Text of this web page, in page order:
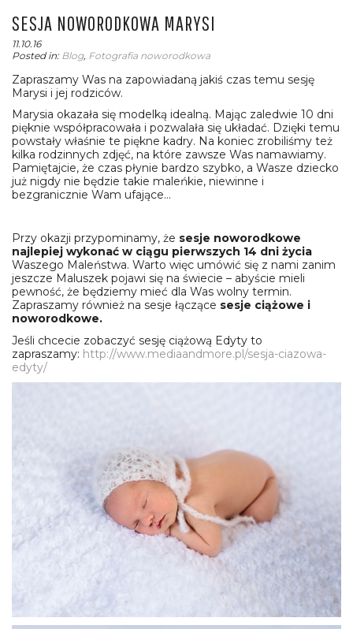
SESJA NOWORODKOWA MARYSI
11.10.16
Posted in: Blog, Fotografia noworodkowa
Zapraszamy Was na zapowiadaną jakiś czas temu sesję
Marysi i jej rodziców.
Marysia okazała się modelką idealną. Mając zaledwie 10 dni
pięknie współpracowała i pozwalała się układać. Dzięki temu
powstały właśnie te piękne kadry. Na koniec zrobiliśmy też
kilka rodzinnych zdjęć, na które zawsze Was namawiamy.
Pamiętajcie, że czas płynie bardzo szybko, a Wasze dziecko
już nigdy nie będzie takie maleńkie, niewinne i
bezgranicznie Wam ufające…
Przy okazji przypominamy, że sesje noworodkowe
najlepiej wykonać w ciągu pierwszych 14 dni życia
Waszego Maleństwa. Warto więc umówić się z nami zanim
jeszcze Maluszek pojawi się na świecie – abyście mieli
pewność, że będziemy mieć dla Was wolny termin.
Zapraszamy również na sesje łączące sesje ciążowe i
noworodkowe.
Jeśli chcecie zobaczyć sesję ciążową Edyty to
zapraszamy: http://www.mediaandmore.pl/sesja-ciazowa-
edyty/